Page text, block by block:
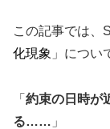
この記事では、
化現象 」につい
「 約束の日時が
る…… 」